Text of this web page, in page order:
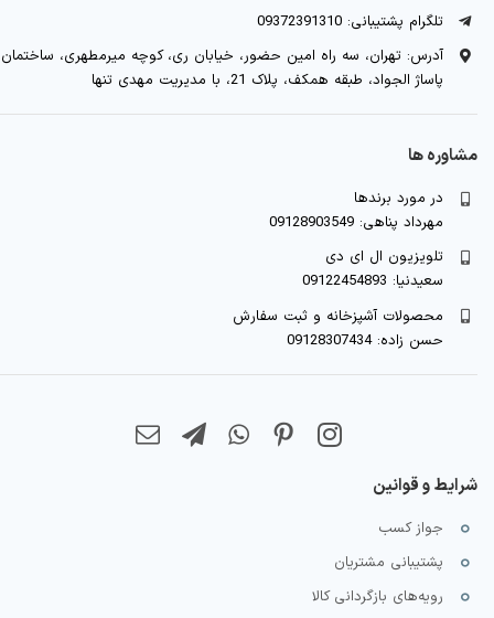
تلگرام پشتیبانی: 09372391310
آدرس: تهران، سه راه امین حضور، خیابان ری، کوچه میرمطهری، ساختمان
پاساژ الجواد، طبقه همکف، پلاک 21، با مدیریت مهدی تنها
مشاوره ها
در مورد برندها
مهرداد پناهی: 09128903549
تلویزیون ال ای دی
سعیدنیا: 09122454893
محصولات آشپزخانه و ثبت سفارش
حسن زاده: 09128307434
شرایط و قوانین
جواز کسب
پشتیبانی مشتریان
رویه‌های بازگردانی کالا